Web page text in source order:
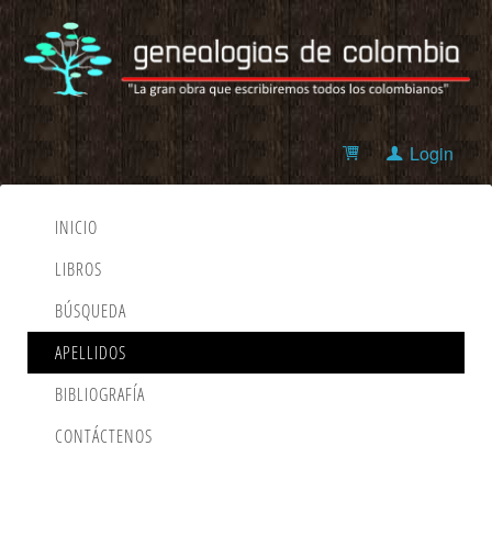
Login
INICIO
LIBROS
BÚSQUEDA
APELLIDOS
BIBLIOGRAFÍA
CONTÁCTENOS